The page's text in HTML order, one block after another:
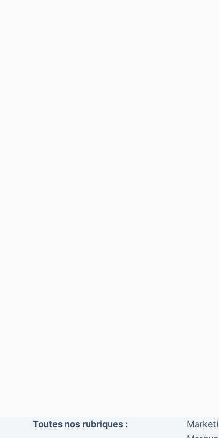
Toutes nos rubriques :